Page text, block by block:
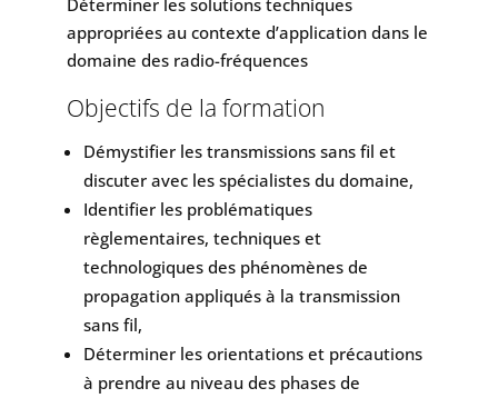
appropriées au contexte d’application dans le
domaine des radio-fréquences
Objectifs de la formation
Démystifier les transmissions sans fil et
discuter avec les spécialistes du domaine,
Identifier les problématiques
règlementaires, techniques et
technologiques des phénomènes de
propagation appliqués à la transmission
sans fil,
Déterminer les orientations et précautions
à prendre au niveau des phases de